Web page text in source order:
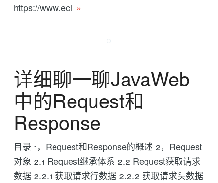
https://www.ecli »
详细聊一聊JavaWeb
中的Request和
Response
目录 1，Request和Response的概述 2，Request
对象 2.1 Request继承体系 2.2 Request获取请求
数据 2.2.1 获取请求行数据 2.2.2 获取请求头数据